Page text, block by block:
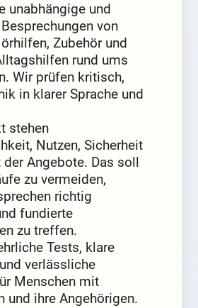
unabhängige und
von
Zubehör und
rund ums
Wir prüfen kritisch,
in klarer Sprache und
stehen
Nutzen, Sicherheit
Angebote. Das soll
zu vermeiden,
richtig
fundierte
zu treffen.
Tests, klare
verlässliche
Menschen mit
und ihre Angehörigen.